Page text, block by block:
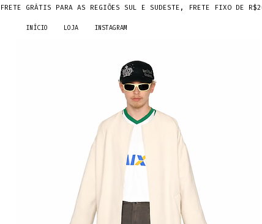
FRETE GRÁTIS PARA AS REGIÕES SUL E SUDESTE, FRETE FIXO DE
INÍCIO LOJA INSTAGRAM